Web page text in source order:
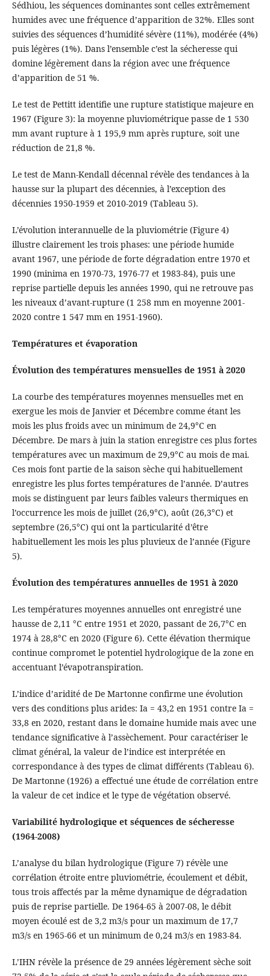
Sédhiou, les séquences dominantes sont celles extrêmement
humides avec une fréquence d’apparition de 32%. Elles sont
suivies des séquences d’humidité sévère (11%), modérée (4%)
puis légères (1%). Dans l’ensemble c’est la sécheresse qui
domine légèrement dans la région avec une fréquence
d’apparition de 51 %.
Le test de Pettitt identifie une rupture statistique majeure en
1967 (Figure 3): la moyenne pluviométrique passe de 1 530
mm avant rupture à 1 195,9 mm après rupture, soit une
réduction de 21,8 %.
Le test de Mann-Kendall décennal révèle des tendances à la
hausse sur la plupart des décennies, à l’exception des
décennies 1950-1959 et 2010-2019 (Tableau 5).
L’évolution interannuelle de la pluviométrie (Figure 4)
illustre clairement les trois phases: une période humide
avant 1967, une période de forte dégradation entre 1970 et
1990 (minima en 1970-73, 1976-77 et 1983-84), puis une
reprise partielle depuis les années 1990, qui ne retrouve pas
les niveaux d’avant-rupture (1 258 mm en moyenne 2001-
2020 contre 1 547 mm en 1951-1960).
Températures et évaporation
Évolution des températures mensuelles de 1951 à 2020
La courbe des températures moyennes mensuelles met en
exergue les mois de Janvier et Décembre comme étant les
mois les plus froids avec un minimum de 24,9°C en
Décembre. De mars à juin la station enregistre ces plus fortes
températures avec un maximum de 29,9°C au mois de mai.
Ces mois font partie de la saison sèche qui habituellement
enregistre les plus fortes températures de l’année. D’autres
mois se distinguent par leurs faibles valeurs thermiques en
l’occurrence les mois de juillet (26,9°C), août (26,3°C) et
septembre (26,5°C) qui ont la particularité d’être
habituellement les mois les plus pluvieux de l’année (Figure
5).
Évolution des températures annuelles de 1951 à 2020
Les températures moyennes annuelles ont enregistré une
hausse de 2,11 °C entre 1951 et 2020, passant de 26,7°C en
1974 à 28,8°C en 2020 (Figure 6). Cette élévation thermique
continue compromet le potentiel hydrologique de la zone en
accentuant l’évapotranspiration.
L’indice d’aridité de De Martonne confirme une évolution
vers des conditions plus arides: Ia = 43,2 en 1951 contre Ia =
33,8 en 2020, restant dans le domaine humide mais avec une
tendance significative à l’assèchement. Pour caractériser le
climat général, la valeur de l’indice est interprétée en
correspondance à des types de climat différents (Tableau 6).
De Martonne (1926) a effectué une étude de corrélation entre
la valeur de cet indice et le type de végétation observé.
Variabilité hydrologique et séquences de sécheresse
(1964-2008)
L’analyse du bilan hydrologique (Figure 7) révèle une
corrélation étroite entre pluviométrie, écoulement et débit,
tous trois affectés par la même dynamique de dégradation
puis de reprise partielle. De 1964-65 à 2007-08, le débit
moyen écoulé est de 3,2 m3/s pour un maximum de 17,7
m3/s en 1965-66 et un minimum de 0,24 m3/s en 1983-84.
L’IHN révèle la présence de 29 années légèrement sèche soit